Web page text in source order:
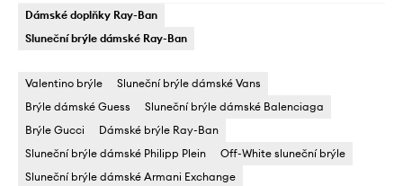
Dámské doplňky Ray-Ban
Sluneční brýle dámské Ray-Ban
Valentino brýle
Sluneční brýle dámské Vans
Brýle dámské Guess
Sluneční brýle dámské Balenciaga
Brýle Gucci
Dámské brýle Ray-Ban
Sluneční brýle dámské Philipp Plein
Off-White sluneční brýle
Sluneční brýle dámské Armani Exchange